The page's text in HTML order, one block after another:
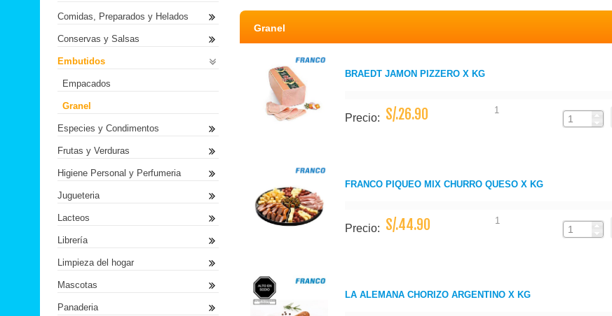
Granel
BRAEDT JAMON PIZZERO X KG
Precio: S/.26.90 1
FRANCO PIQUEO MIX CHURRO QUESO X KG
Precio: S/.44.90 1
LA ALEMANA CHORIZO ARGENTINO X KG
Comidas, Preparados y Helados
Conservas y Salsas
Embutidos
Empacados
Granel
Especies y Condimentos
Frutas y Verduras
Higiene Personal y Perfumeria
Jugueteria
Lacteos
Librería
Limpieza del hogar
Mascotas
Panaderia